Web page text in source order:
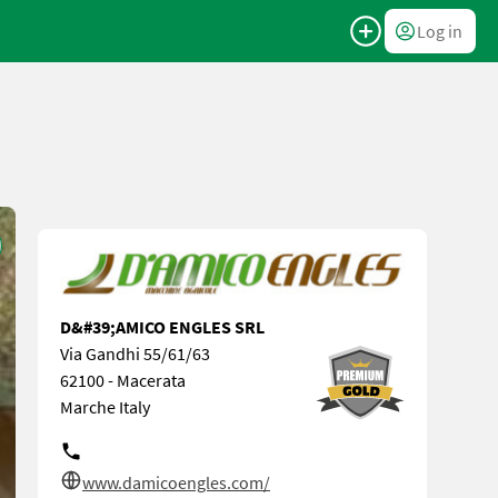
Log in
D&#39;AMICO ENGLES SRL
Via Gandhi 55/61/63
62100 - Macerata
Marche Italy
www.damicoengles.com/